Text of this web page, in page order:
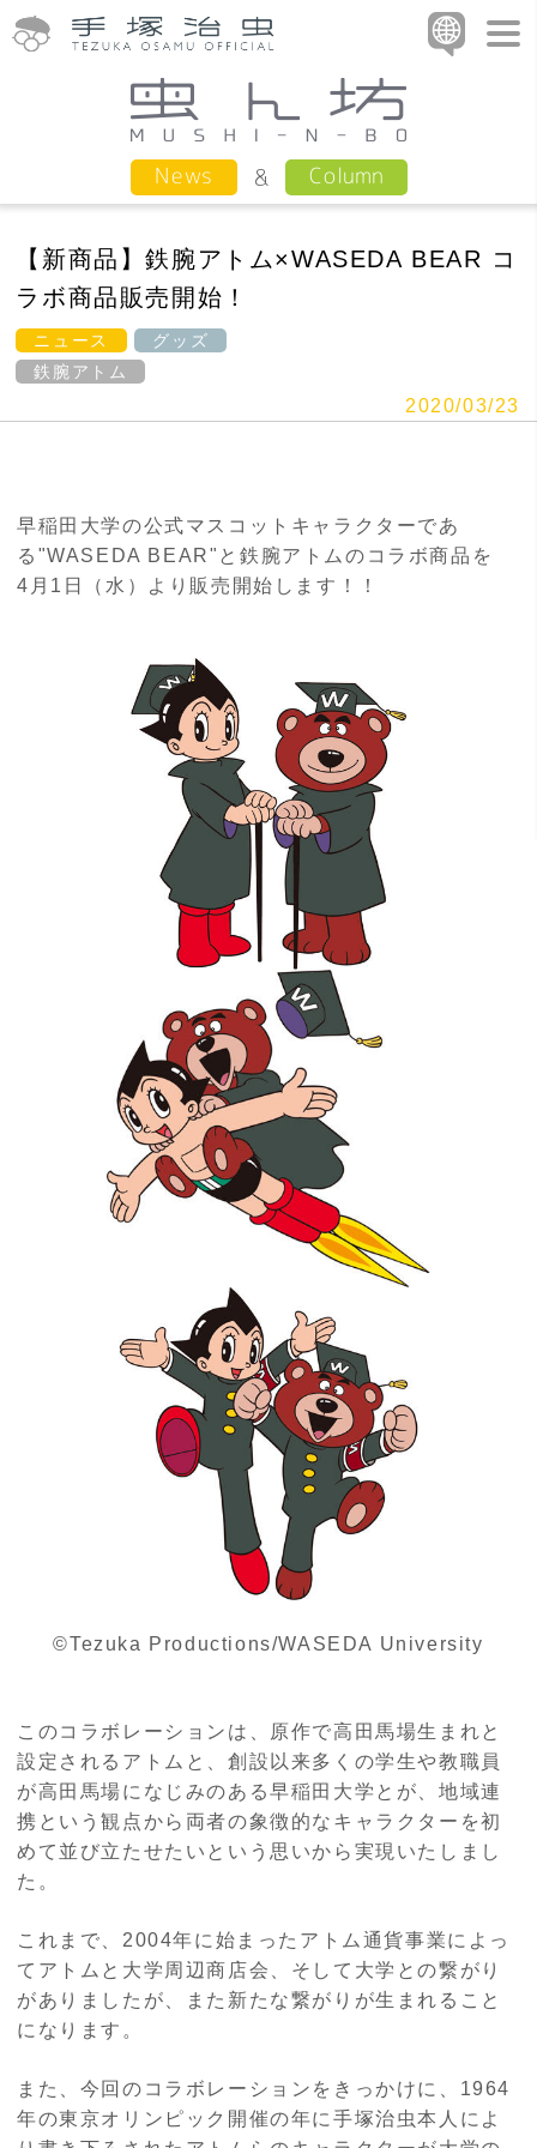
News Column
【新商品】鉄腕アトム×WASEDA BEAR コ
ラボ商品販売開始！
ニュース
グッズ
鉄腕アトム
2020/03/23
早稲田大学の公式マスコットキャラクターであ
る"WASEDA BEAR"と鉄腕アトムのコラボ商品を
4月1日（水）より販売開始します！！
©Tezuka Productions/WASEDA University
このコラボレーションは、原作で高田馬場生まれと
設定されるアトムと、創設以来多くの学生や教職員
が高田馬場になじみのある早稲田大学とが、地域連
携という観点から両者の象徴的なキャラクターを初
めて並び立たせたいという思いから実現いたしまし
た。
これまで、2004年に始まったアトム通貨事業によっ
てアトムと大学周辺商店会、そして大学との繋がり
がありましたが、また新たな繋がりが生まれること
になります。
また、今回のコラボレーションをきっかけに、1964
年の東京オリンピック開催の年に手塚治虫本人によ